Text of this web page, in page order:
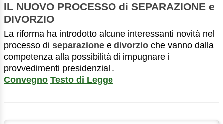
IL NUOVO PROCESSO di SEPARAZIONE e
DIVORZIO
La riforma ha introdotto alcune interessanti novità nel
processo di separazione e divorzio che vanno dalla
competenza alla possibilità di impugnare i
provvedimenti presidenziali.
Convegno Testo di Legge